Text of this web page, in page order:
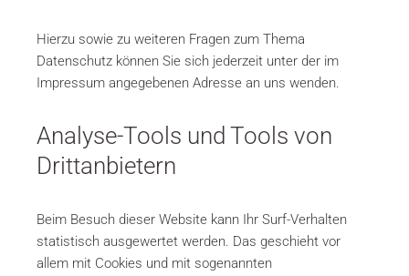
Hierzu sowie zu weiteren Fragen zum Thema
Datenschutz können Sie sich jederzeit unter der im
Impressum angegebenen Adresse an uns wenden.
Analyse-Tools und Tools von
Drittanbietern
Beim Besuch dieser Website kann Ihr Surf-Verhalten
statistisch ausgewertet werden. Das geschieht vor
allem mit Cookies und mit sogenannten